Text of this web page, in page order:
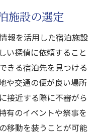
施設の選定
報を活用した宿泊施設
い探偵に依頼すること
きる宿泊先を見つける
や交通の便が良い場所
接近する際に不審がら
有のイベントや祭事を
移動を装うことが可能